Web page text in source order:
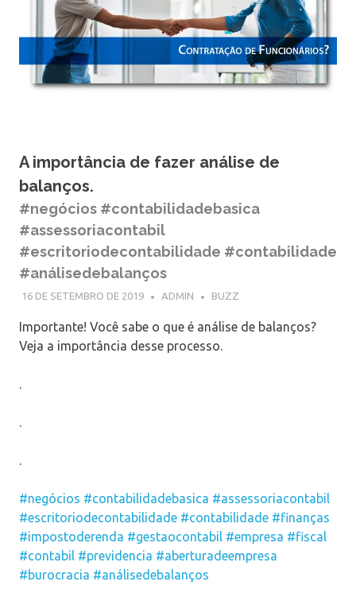
A importância de fazer análise de
balanços.
#negócios #contabilidadebasica
#assessoriacontabil
#escritoriodecontabilidade #contabilidade
#análisedebalanços
16 DE SETEMBRO DE 2019 ADMIN BUZZ
Importante! Você sabe o que é análise de balanços?
Veja a importância desse processo.
#negócios #contabilidadebasica #assessoriacontabil
#escritoriodecontabilidade #contabilidade #finanças
#impostoderenda #gestaocontabil #empresa #fiscal
#contabil #previdencia #aberturadeempresa
#burocracia #análisedebalanços